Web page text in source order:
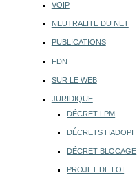
VOIP
NEUTRALITE DU NET
PUBLICATIONS
FDN
SUR LE WEB
JURIDIQUE
DÉCRET LPM
DÉCRETS HADOPI
DÉCRET BLOCAGE
PROJET DE LOI